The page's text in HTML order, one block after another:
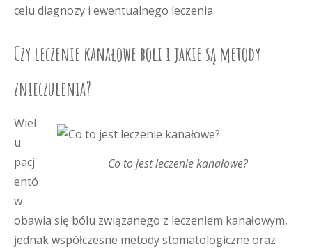
celu diagnozy i ewentualnego leczenia.
Czy leczenie kanałowe boli i jakie są metody
znieczulenia?
Co to jest leczenie kanałowe?
Wiel
u
pacj
entó
w
obawia się bólu związanego z leczeniem kanałowym,
jednak współczesne metody stomatologiczne oraz